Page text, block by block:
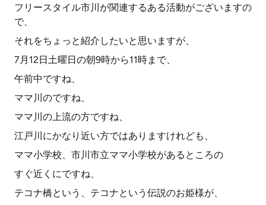
フリースタイル市川が関連するある活動がございますの
で、
それをちょっと紹介したいと思いますが、
7月12日土曜日の朝9時から11時まで、
午前中ですね、
ママ川のですね、
ママ川の上流の方ですね、
江戸川にかなり近い方ではありますけれども、
ママ小学校、市川市立ママ小学校があるところの
すぐ近くにですね、
テコナ橋という、テコナという伝説のお姫様が、